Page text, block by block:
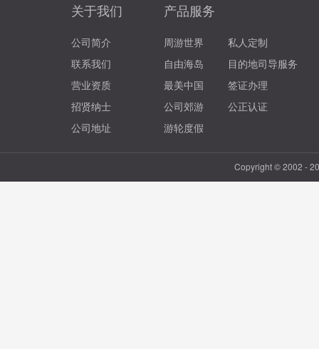
关于我们
公司简介
联系我们
营业资质
招贤纳士
公司地址
产品服务
周游世界
私人定制
自由海岛
目的地司导服务
最美中国
签证办理
公司郊游
公正认证
游轮度假
Copyright © 2002 -